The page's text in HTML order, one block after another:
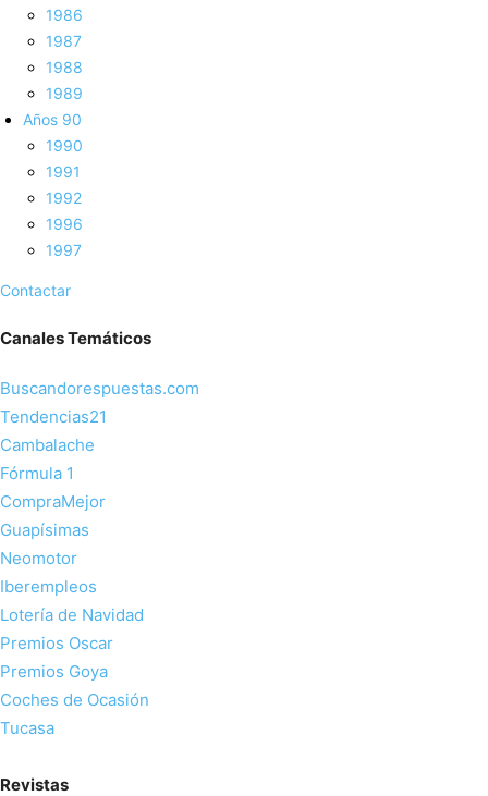
1986
1987
1988
1989
Años 90
1990
1991
1992
1996
1997
Contactar
Canales Temáticos
Buscandorespuestas.com
Tendencias21
Cambalache
Fórmula 1
CompraMejor
Guapísimas
Neomotor
Iberempleos
Lotería de Navidad
Premios Oscar
Premios Goya
Coches de Ocasión
Tucasa
Revistas